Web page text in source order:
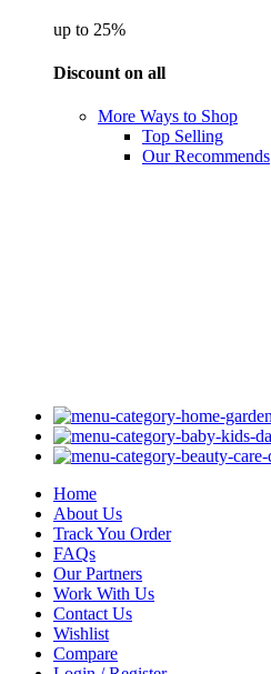
up to 25%
Discount on all
More Ways to Shop
Top Selling
Our Recommends
Home
About Us
Track You Order
FAQs
Our Partners
Work With Us
Contact Us
Wishlist
Compare